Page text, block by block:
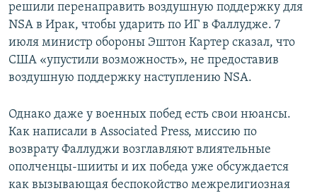
решили перенаправить воздушную поддержку для
NSA в Ирак, чтобы ударить по ИГ в Фаллудже. 7
июля министр обороны Эштон Картер сказал, что
США «упустили возможность», не предоставив
воздушную поддержку наступлению NSA.
Однако даже у военных побед есть свои нюансы.
Как написали в Associated Press, миссию по
возврату Фаллуджи возглавляют влиятельные
ополченцы-шииты и их победа уже обсуждается
как вызывающая беспокойство межрелигиозная